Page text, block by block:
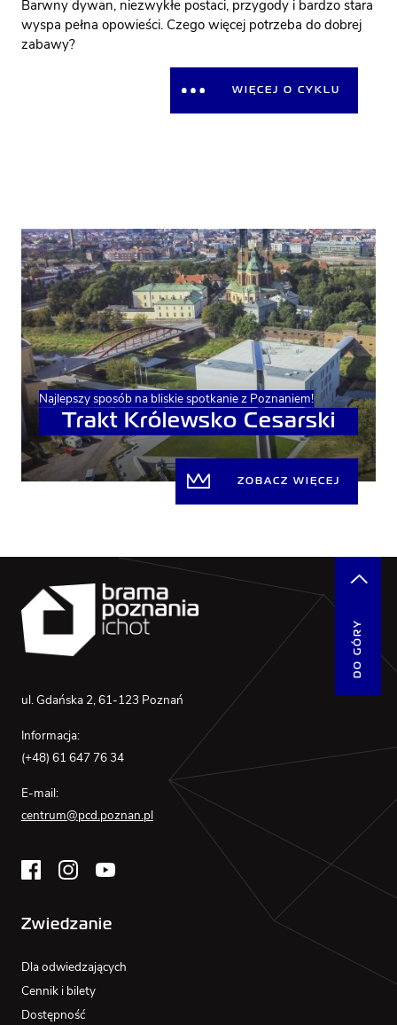
Barwny dywan, niezwykłe postaci, przygody i bardzo stara
wyspa pełna opowieści. Czego więcej potrzeba do dobrej
zabawy?
WIĘCEJ O CYKLU
Najlepszy sposób na bliskie spotkanie z Poznaniem!
Trakt Królewsko Cesarski
ZOBACZ WIĘCEJ
ul. Gdańska 2, 61-123 Poznań
Informacja:
(+48) 61 647 76 34
E-mail:
centrum@pcd.poznan.pl
Zwiedzanie
Dla odwiedzających
Cennik i bilety
Dostępność
DO GÓRY